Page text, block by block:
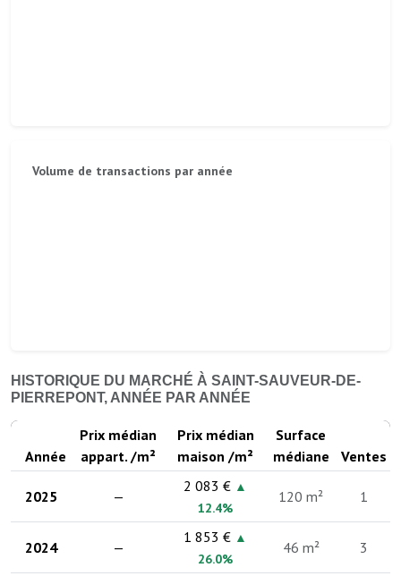
Volume de transactions par année
HISTORIQUE DU MARCHÉ À SAINT-SAUVEUR-DE-
PIERREPONT, ANNÉE PAR ANNÉE
Année
Prix médian
appart. /m²
Prix médian
maison /m²
Surface
médiane
Ventes
2025 —
2 083 € ▲
12.4%
120 m² 1
2024 —
1 853 € ▲
26.0%
46 m² 3